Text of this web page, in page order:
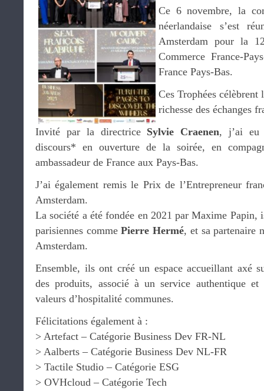
Ce 6 novembre, la
néerlandaise s’est
Amsterdam pour la
Commerce France-
France Pays-Bas.
Ces Trophées
richesse des échanges
Invité par la directrice Sylvie Craenen, j’ai eu
discours* en ouverture de la soirée, en
ambassadeur de France aux Pays-Bas.
J’ai également remis le Prix de l’Entrepreneur
Amsterdam.
La société a été fondée en 2021 par Maxime Papin,
parisiennes commePierre Hermé, et sa partenaire
Amsterdam.
Ensemble, ils ont créé un espace accueillant axé
des produits, associé à un service authentique
valeurs d’hospitalité communes.
Félicitations également à :
> Artefact – Catégorie Business Dev FR-NL
> Aalberts – Catégorie Business Dev NL-FR
> Tactile Studio – Catégorie ESG
> OVHcloud – Catégorie Tech